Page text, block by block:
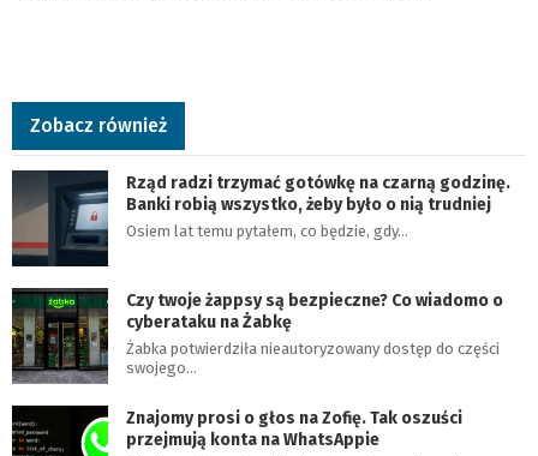
Zobacz również
Rząd radzi trzymać gotówkę na czarną godzinę.
Banki robią wszystko, żeby było o nią trudniej
Osiem lat temu pytałem, co będzie, gdy…
Czy twoje żappsy są bezpieczne? Co wiadomo o
cyberataku na Żabkę
Żabka potwierdziła nieautoryzowany dostęp do części
swojego…
Znajomy prosi o głos na Zofię. Tak oszuści
przejmują konta na WhatsAppie